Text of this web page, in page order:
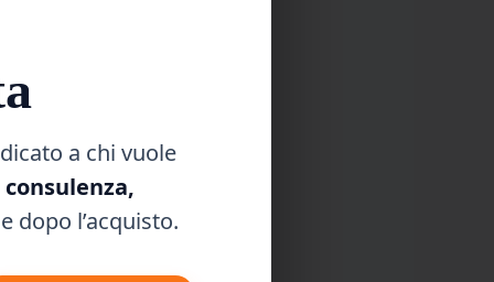
a chi vuole
dopo l’acquisto.